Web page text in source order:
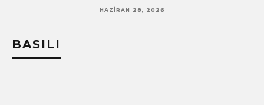
HAZIRAN 28, 2026
BASILI